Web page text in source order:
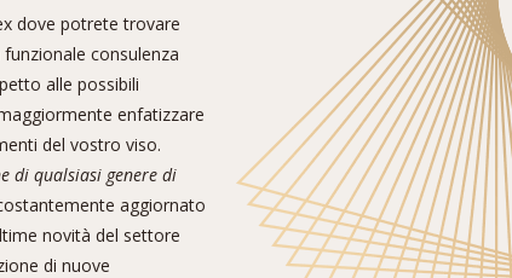
dove potrete trovare
consulenza
alle possibili
enfatizzare
del vostro viso.
di qualsiasi genere di
aggiornato
novità del settore
di nuove